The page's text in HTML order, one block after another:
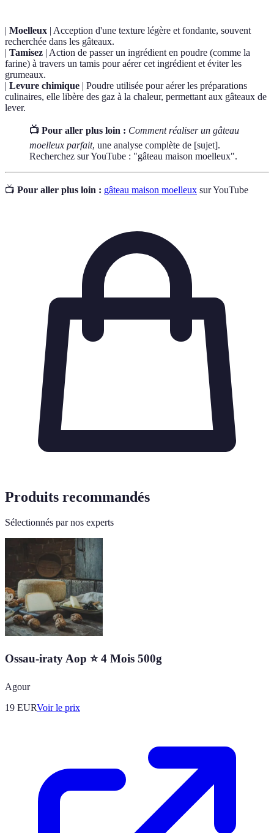
| Moelleux | Acception d'une texture légère et fondante, souvent
recherchée dans les gâteaux.
| Tamisez | Action de passer un ingrédient en poudre (comme la
farine) à travers un tamis pour aérer cet ingrédient et éviter les
grumeaux.
| Levure chimique | Poudre utilisée pour aérer les préparations
culinaires, elle libère des gaz à la chaleur, permettant aux gâteaux de
lever.
📺 Pour aller plus loin : Comment réaliser un gâteau
moelleux parfait, une analyse complète de [sujet].
Recherchez sur YouTube : "gâteau maison moelleux".
📺 Pour aller plus loin : gâteau maison moelleux sur YouTube
Produits recommandés
Sélectionnés par nos experts
Ossau-iraty Aop ⭐ 4 Mois 500g
Agour
19 EURVoir le prix